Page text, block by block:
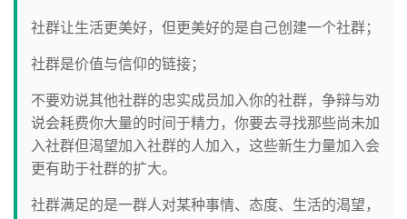
社群让生活更美好，但更美好的是自己创建一个社群；
社群是价值与信仰的链接；
不要劝说其他社群的忠实成员加入你的社群，争辩与劝
说会耗费你大量的时间于精力，你要去寻找那些尚未加
入社群但渴望加入社群的人加入，这些新生力量加入会
更有助于社群的扩大。
社群满足的是一群人对某种事情、态度、生活的渴望，